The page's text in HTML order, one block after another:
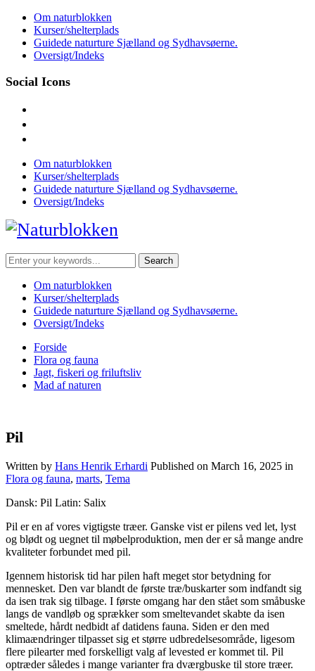
Skip
content
Om naturblokken
Kurser/shelterplads
Guidede naturture Sjælland og Sydhavsøerne.
Oversigt/Indeks
Social Icons
Om naturblokken
Kurser/shelterplads
Guidede naturture Sjælland og Sydhavsøerne.
Oversigt/Indeks
Search
for:
Om naturblokken
Kurser/shelterplads
Guidede naturture Sjælland og Sydhavsøerne.
Oversigt/Indeks
Forside
Flora og fauna
Jagt, fiskeri og friluftsliv
Mad af naturen
Pil
Written by Hans Henrik Erhardi Published on March 16, 2025 in
Flora og fauna, marts, Tema
Dansk: Pil Latin: Salix
Pil er en af vores vigtigste træer. Ganske vist er pilens ved let, lyst
og blødt og uegnet til møbelproduktion, men der er så mange andre
kvaliteter forbundet med pil.
Igennem historisk tid har pilen haft meget stor betydning for
mennesket. Den var blandt de første træ/buskarter som indfandt sig
da isen trak sig tilbage. I første omgang har den stået som småbuske
langs de vandløb og sprækker som smeltevandet skabte da isen
smeltede, hårdt nedbidt af datidens fauna. Siden er den med
klimaændringer tilpasset sig et større udbredelsesområde, ligesom
flere pilearter med forskelligt valg af levested er kommet til. Pil
optræder således i mange varianter fra dværgbuske til store træer.